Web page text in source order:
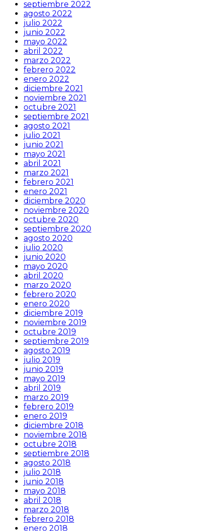
septiembre 2022
agosto 2022
julio 2022
junio 2022
mayo 2022
abril 2022
marzo 2022
febrero 2022
enero 2022
diciembre 2021
noviembre 2021
octubre 2021
septiembre 2021
agosto 2021
julio 2021
junio 2021
mayo 2021
abril 2021
marzo 2021
febrero 2021
enero 2021
diciembre 2020
noviembre 2020
octubre 2020
septiembre 2020
agosto 2020
julio 2020
junio 2020
mayo 2020
abril 2020
marzo 2020
febrero 2020
enero 2020
diciembre 2019
noviembre 2019
octubre 2019
septiembre 2019
agosto 2019
julio 2019
junio 2019
mayo 2019
abril 2019
marzo 2019
febrero 2019
enero 2019
diciembre 2018
noviembre 2018
octubre 2018
septiembre 2018
agosto 2018
julio 2018
junio 2018
mayo 2018
abril 2018
marzo 2018
febrero 2018
enero 2018